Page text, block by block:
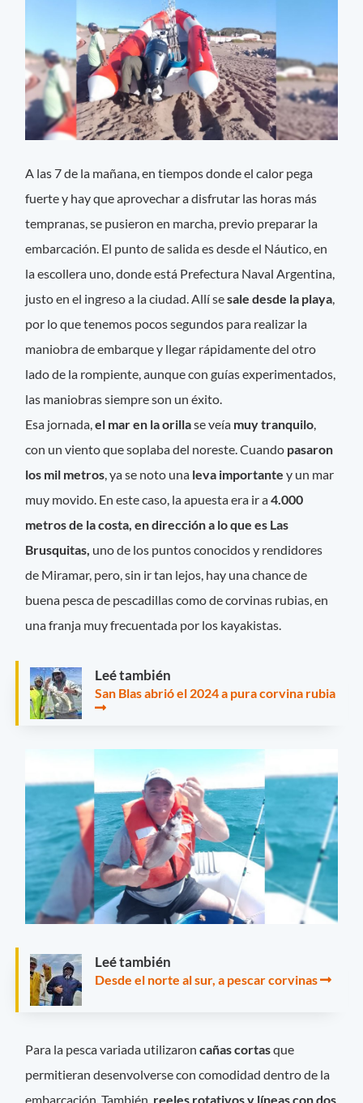
A las 7 de la mañana, en tiempos donde el calor pega
fuerte y hay que aprovechar a disfrutar las horas más
tempranas, se pusieron en marcha, previo preparar la
embarcación. El punto de salida es desde el Náutico, en
la escollera uno, donde está Prefectura Naval Argentina,
justo en el ingreso a la ciudad. Allí sesale desde la playa
por lo que tenemos pocos segundos para realizar la
maniobra de embarque y llegar rápidamente del otro
lado de la rompiente, aunque con guías experimentados,
las maniobras siempre son un éxito.
Esa jornada,el mar en la orillase veía muy tranquilo
con un viento que soplaba del noreste. Cuando pasaron
los mil metros , ya se noto una leva importante y un mar
muy movido. En este caso, la apuesta era ir a4.000
metros de la costa, en dirección a lo que es Las
Brusquitas, uno de los puntos conocidos y rendidores
de Miramar, pero, sin ir tan lejos, hay una chance de
buena pesca de pescadillas como de corvinas rubias, en
una franja muy frecuentada por los kayakistas.
Leé también
San Blas abrió el 2024 a pura corvina rubia
Leé también
Desde el norte al sur, a pescar corvinas
Para la pesca variada utilizaroncañas cortasque
permitieran desenvolverse con comodidad dentro de la
embarcación. También, reeles rotativos y líneas con dos